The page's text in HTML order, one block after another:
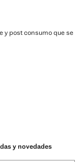
y post consumo que se
y novedades